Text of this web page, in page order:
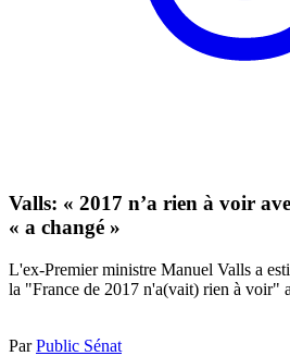
Valls: « 2017 n’a rien à voir
« a changé »
L'ex-Premier ministre Manuel Valls a
la "France de 2017 n'a(vait) rien à voir"
ParPublic Sénat